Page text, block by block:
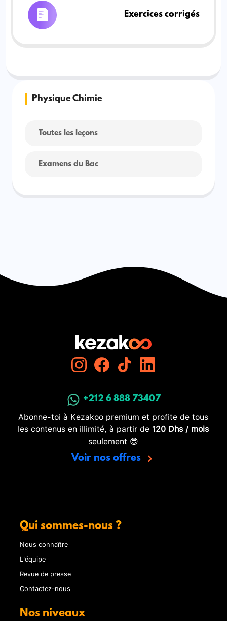
Exercices corrigés
Physique Chimie
Toutes les leçons
Examens du Bac
+212 6 888 73407
Abonne-toi à Kezakoo premium et profite de tous
les contenus en illimité, à partir de 120 Dhs / mois
seulement 😎
Voir nos offres
Qui sommes-nous ?
Nous connaître
L'équipe
Revue de presse
Contactez-nous
Nos niveaux